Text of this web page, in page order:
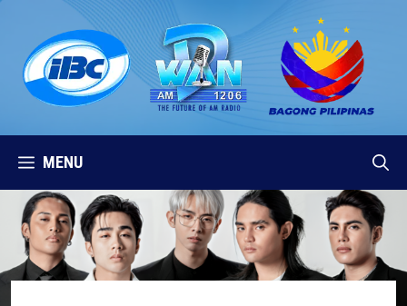
content
MENU